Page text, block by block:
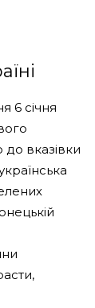
6 січня
до вказівки